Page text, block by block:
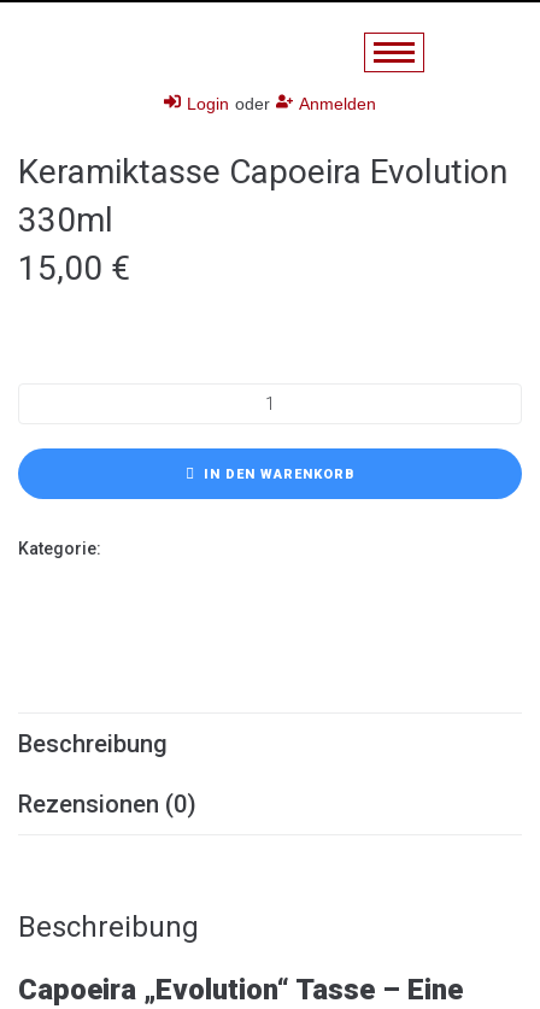
Login oder Anmelden
Keramiktasse Capoeira Evolution
330ml
15,00 €
IN DEN WARENKORB
Kategorie:
Beschreibung
Rezensionen (0)
Beschreibung
Capoeira „Evolution“ Tasse – Eine